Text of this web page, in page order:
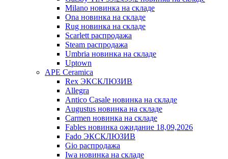
Milano новинка на складе
Ona новинка на складе
Rug новинка на складе
Scarlett распродажа
Steam распродажа
Umbria новинка на складе
Uptown
APE Ceramica
Rex ЭКСКЛЮЗИВ
Allegra
Antico Casale новинка на складе
Augustus новинка на складе
Carmen новинка на складе
Fables новинка ожидание 18,09,2026
Fado ЭКСКЛЮЗИВ
Gio распродажа
Iwa новинка на складе